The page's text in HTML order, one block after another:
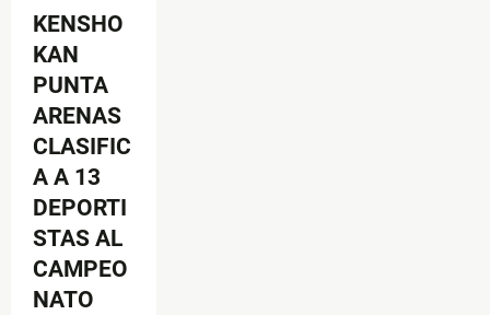
KENSHO
KAN
PUNTA
ARENAS
CLASIFIC
A A 13
DEPORTI
STAS AL
CAMPEO
NATO